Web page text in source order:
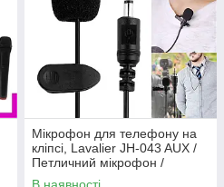
Мікрофон для телефону на
кліпсі, Lavalier JH-043 AUX /
Петличний мікрофон /
Мікрофон петличний /